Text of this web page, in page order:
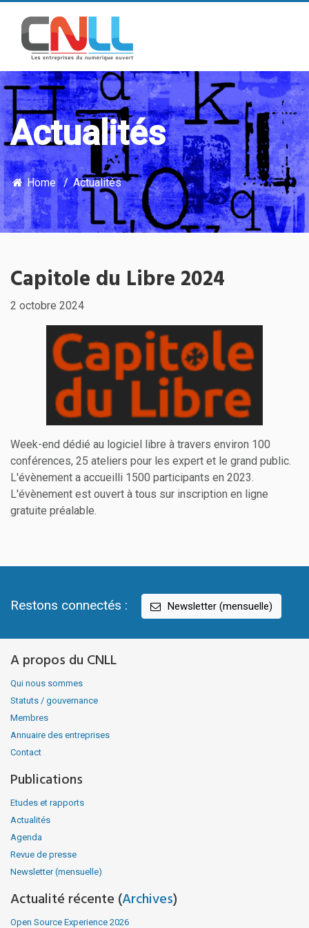
Actualités
Home Actualités
Capitole du Libre 2024
2 octobre 2024
Week-end dédié au logiciel libre à travers environ 100
conférences, 25 ateliers pour les expert et le grand public.
L'évènement a accueilli 1500 participants en 2023.
L'évènement est ouvert à tous sur inscription en ligne
gratuite préalable.
Restons connectés : Newsletter (mensuelle)
A propos du CNLL
Qui nous sommes
Statuts / gouvernance
Membres
Annuaire des entreprises
Contact
Publications
Etudes et rapports
Actualités
Agenda
Revue de presse
Newsletter (mensuelle)
Actualité récente (Archives)
Open Source Experience 2026